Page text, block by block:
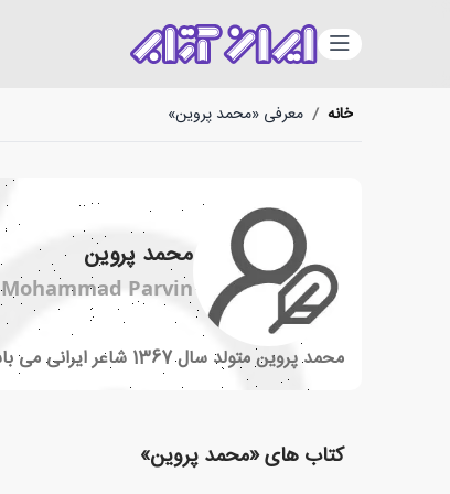
دسته‌بندی
خانه / معرفی «محمد پروین»
محمد پروین
Mohammad Parvin
محمد پروین متولد سال 1367 شاعر ایرانی می باشد.
کتاب های «محمد پروین»